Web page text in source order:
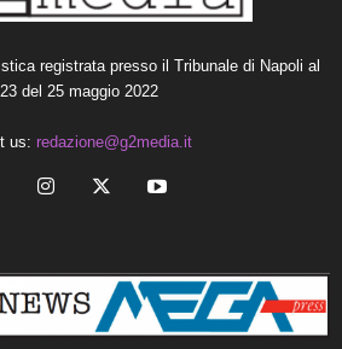
registrata presso il Tribunale di Napoli al
del 25 maggio 2022
us: redazione@g2media.it